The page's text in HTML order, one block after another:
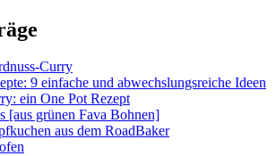
Curry
9 einfache und abwechslungsreiche Ideen
ein One Pot Rezept
[aus grünen Fava Bohnen]
aus dem RoadBaker